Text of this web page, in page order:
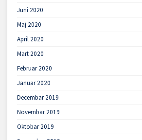
Juni 2020
Maj 2020
April 2020
Mart 2020
Februar 2020
Januar 2020
Decembar 2019
Novembar 2019
Oktobar 2019